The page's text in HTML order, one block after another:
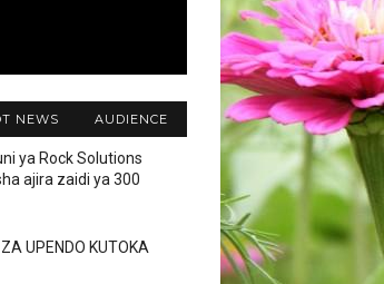
NEWS AUDIENCE
ya Rock Solutions
ajira zaidi ya 300
UPENDO KUTOKA